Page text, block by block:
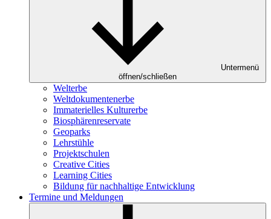
Untermenü
öffnen/schließen
Welterbe
Weltdokumentenerbe
Immaterielles Kulturerbe
Biosphärenreservate
Geoparks
Lehrstühle
Projektschulen
Creative Cities
Learning Cities
Bildung für nachhaltige Entwicklung
Termine und Meldungen